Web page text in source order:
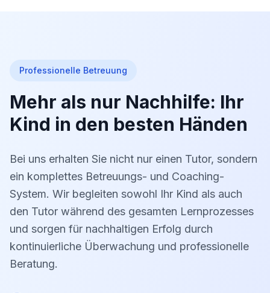
Professionelle Betreuung
Mehr als nur Nachhilfe: Ihr
Kind in den besten Händen
Bei uns erhalten Sie nicht nur einen Tutor, sondern
ein komplettes Betreuungs- und Coaching-
System. Wir begleiten sowohl Ihr Kind als auch
den Tutor während des gesamten Lernprozesses
und sorgen für nachhaltigen Erfolg durch
kontinuierliche Überwachung und professionelle
Beratung.